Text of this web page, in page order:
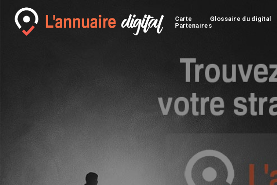
Carte Glossaire du digital
Partenaires